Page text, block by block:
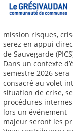
mission risques,
serez en appui
de Sauvegarde
Dans un contexte
semestre 2026 sera
consacré au volet
situation de crise,
procédures
lors un événement
majeur seront les